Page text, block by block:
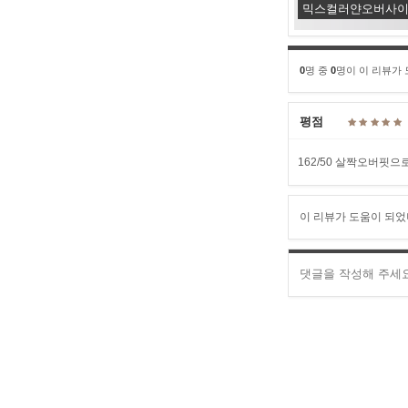
믹스컬러얀오버사
0명 중 0명이 이 리뷰가
평점
162/50 살짝오버핏으
이 리뷰가 도움이 되